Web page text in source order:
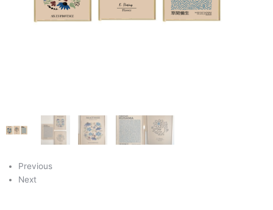
Previous
Next